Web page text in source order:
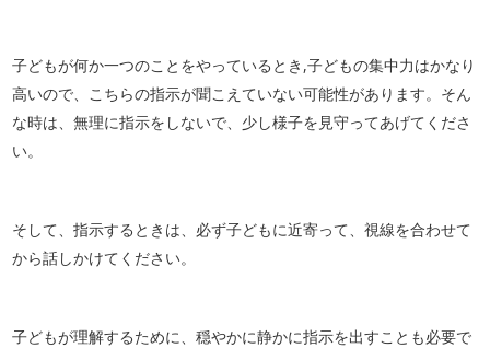
子どもが何か一つのことをやっているとき,子どもの集中力はかなり
高いので、こちらの指示が聞こえていない可能性があります。そん
な時は、無理に指示をしないで、少し様子を見守ってあげてくださ
い。
そして、指示するときは、必ず子どもに近寄って、視線を合わせて
から話しかけてください。
子どもが理解するために、穏やかに静かに指示を出すことも必要で